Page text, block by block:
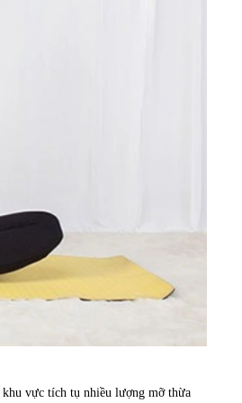
vực tích tụ nhiều lượng mỡ thừa